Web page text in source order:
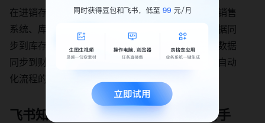
在进销存管理中，飞书集成平台可以将采购系统、销售
系统、库存系统等进行集成。比如，将采购订单数据同
步到库存系统，实现库存的实时更新；将销售订单数据
同步到财务系统，实现财务的自动核算。它还支持自动
化流程的配置，让企业的业务流程更加高效。
飞书知识问答：智能答疑的进销存助手